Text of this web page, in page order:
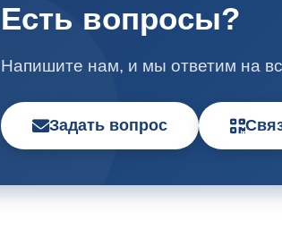
Есть вопросы?
Напишите нам, и мы ответим на
Задать вопрос